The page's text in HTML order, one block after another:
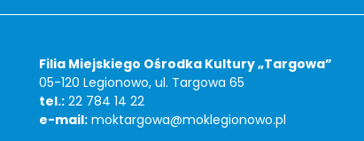
Filia Miejskiego Ośrodka Kultury „Targowa”
05-120 Legionowo, ul. Targowa 65
tel.: 22 784 14 22
e-mail: moktargowa@moklegionowo.pl